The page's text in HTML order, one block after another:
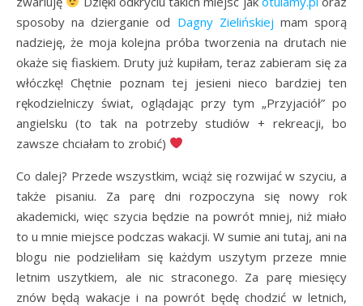
sposoby na dzierganie od Dagny Zielińskiej mam sporą
nadzieję, że moja kolejna próba tworzenia na drutach nie
okaże się fiaskiem. Druty już kupiłam, teraz zabieram się za
włóczkę! Chętnie poznam tej jesieni nieco bardziej ten
rękodzielniczy świat, oglądając przy tym „Przyjaciół” po
angielsku (to tak na potrzeby studiów + rekreacji, bo
zawsze chciałam to zrobić)
Co dalej? Przede wszystkim, wciąż się rozwijać w szyciu, a
także pisaniu. Za parę dni rozpoczyna się nowy rok
akademicki, więc szycia będzie na powrót mniej, niż miało
to u mnie miejsce podczas wakacji. W sumie ani tutaj, ani na
blogu nie podzieliłam się każdym uszytym przeze mnie
letnim uszytkiem, ale nic straconego. Za parę miesięcy
znów będą wakacje i na powrót będę chodzić w letnich,